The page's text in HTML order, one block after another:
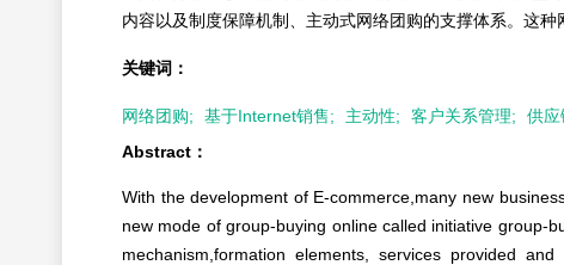
内容以及制度保障机制、主动式网络团购的支撑体系。这
关键词：
网络团购; 基于Internet销售; 主动性; 客户关系管理;
供应
Abstract：
With the development of E-commerce,many new
new mode of group-buying online called initiative group-
mechanism,formation elements, services provided